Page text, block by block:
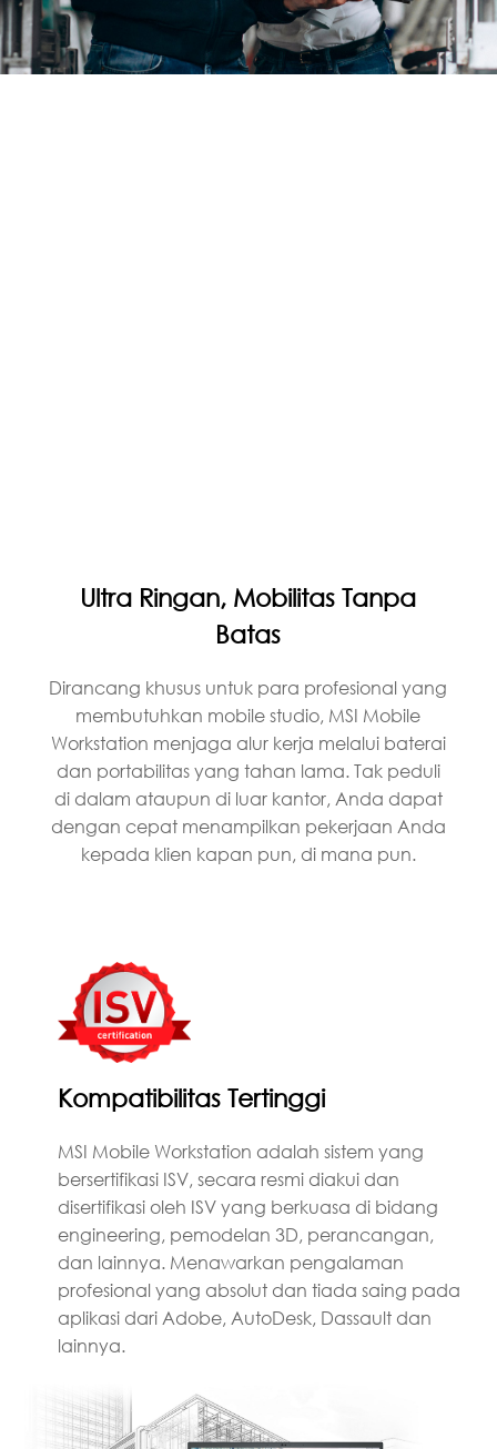
Ultra Ringan, Mobilitas Tanpa
Batas
Dirancang khusus untuk para profesional yang
membutuhkan mobile studio, MSI Mobile
Workstation menjaga alur kerja melalui baterai
dan portabilitas yang tahan lama. Tak peduli
di dalam ataupun di luar kantor, Anda dapat
dengan cepat menampilkan pekerjaan Anda
kepada klien kapan pun, di mana pun.
Kompatibilitas Tertinggi
MSI Mobile Workstation adalah sistem yang
bersertifikasi ISV, secara resmi diakui dan
disertifikasi oleh ISV yang berkuasa di bidang
engineering, pemodelan 3D, perancangan,
dan lainnya. Menawarkan pengalaman
profesional yang absolut dan tiada saing pada
aplikasi dari Adobe, AutoDesk, Dassault dan
lainnya.